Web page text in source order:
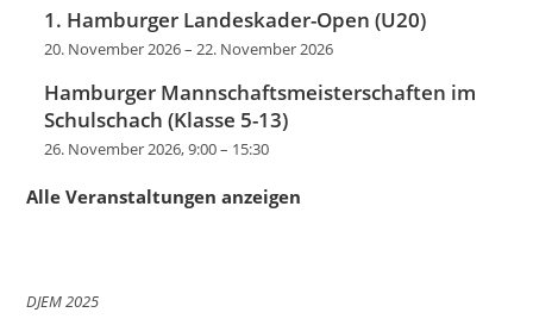
1. Hamburger Landeskader-Open (U20)
20. November 2026–22. November 2026
Hamburger Mannschaftsmeisterschaften im
Schulschach (Klasse 5-13)
26. November 2026, 9:00– 15:30
Alle Veranstaltungen anzeigen
DJEM 2025